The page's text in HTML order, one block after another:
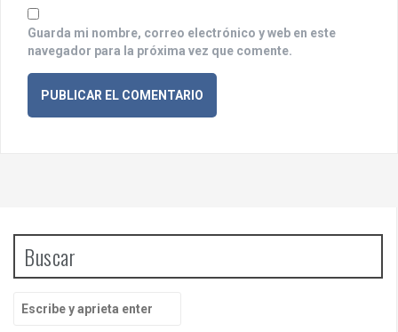
Guarda mi nombre, correo electrónico y web en este
navegador para la próxima vez que comente.
Buscar